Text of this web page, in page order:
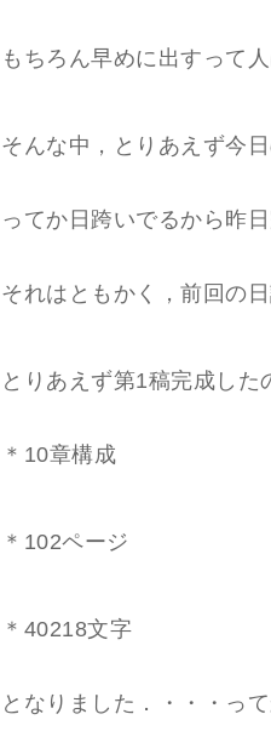
もちろん早めに出すって
そんな中，とりあえず今
ってか日跨いでるから昨
それはともかく，前回の
とりあえず第1稿完成した
＊10章構成
＊102ページ
＊40218文字
となりました．・・・っ